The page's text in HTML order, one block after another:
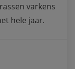
varkens
hele jaar.